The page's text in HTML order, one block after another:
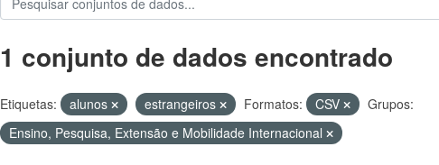
1 conjunto de dados encontrado
Etiquetas: alunos estrangeiros Formatos: CSV
Grupos:
Ensino, Pesquisa, Extensão e Mobilidade Internacional